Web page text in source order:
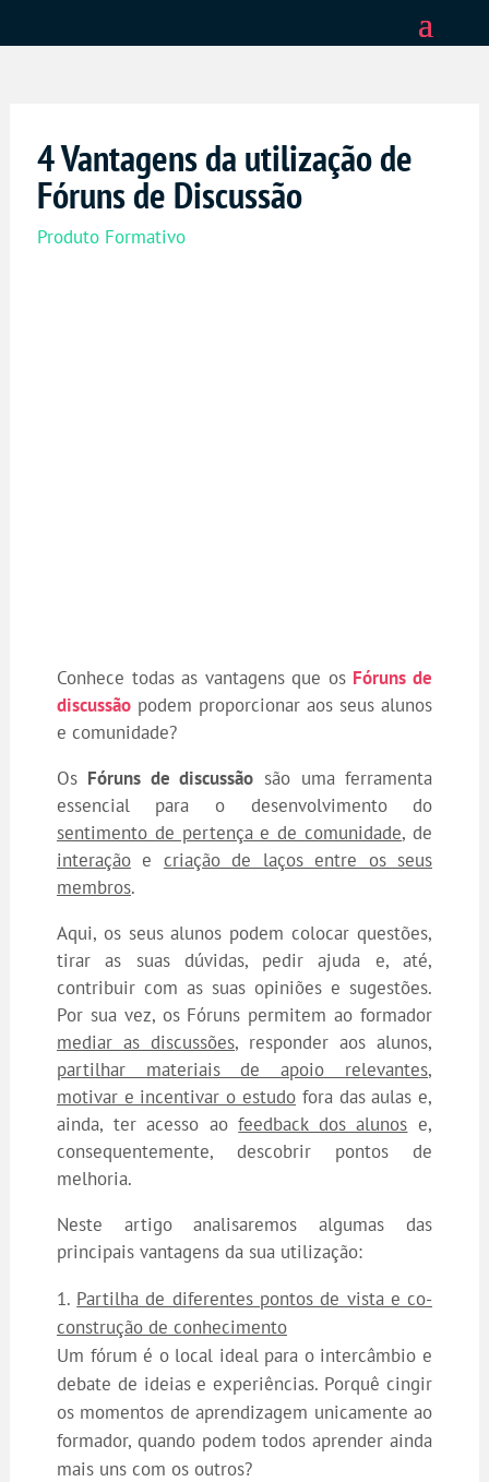
4 Vantagens da utilização de
Fóruns de Discussão
Produto Formativo
Conhece todas as vantagens que os Fóruns de
discussãopodem proporcionar aos seus alunos
e comunidade?
Os Fóruns de discussão são uma ferramenta
essencial para o desenvolvimento do
sentimento de pertença e de comunidade, de
interaçãoe criação de laços entre os seus
membros.
Aqui, os seus alunos podem colocar questões,
tirar as suas dúvidas, pedir ajuda e, até,
contribuir com as suas opiniões e sugestões.
Por sua vez, os Fóruns permitem ao formador
mediar as discussões, responder aos alunos,
partilhar materiais de apoio relevantes,
motivar e incentivar o estudofora das aulas e,
ainda, ter acesso aofeedback dos alunos e,
consequentemente, descobrir pontos de
melhoria.
Neste artigo analisaremos algumas das
principais vantagens da sua utilização:
Partilha de diferentes pontos de vista e co-
construção de conhecimento
Um fórum é o local ideal para o intercâmbio e
debate de ideias e experiências. Porquê cingir
os momentos de aprendizagem unicamente ao
formador, quando podem todos aprender ainda
mais uns com os outros?